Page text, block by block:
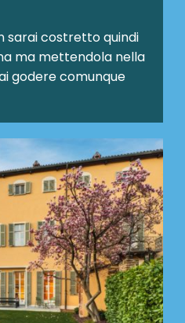
sarai costretto quindi
ma mettendola nella
godere comunque